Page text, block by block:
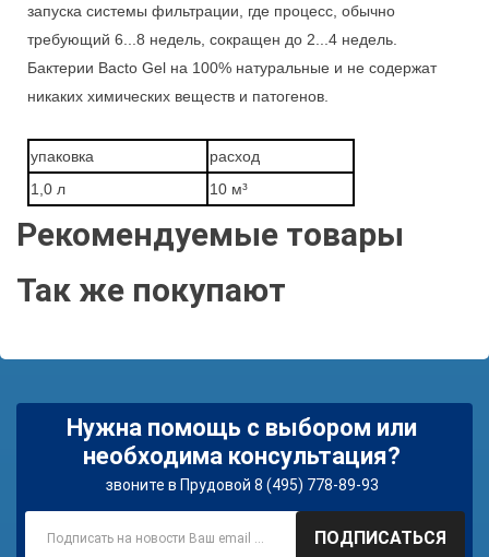
запуска системы фильтрации, где процесс, обычно
требующий 6...8 недель, сокращен до 2...4 недель.
Бактерии Bacto Gel на 100% натуральные и не содержат
никаких химических веществ и патогенов.
упаковка
расход
1,0 л
10 м³
Рекомендуемые товары
Так же покупают
Нужна помощь с выбором или
необходима консультация?
звоните в Прудовой 8 (495) 778-89-93
ПОДПИСАТЬСЯ